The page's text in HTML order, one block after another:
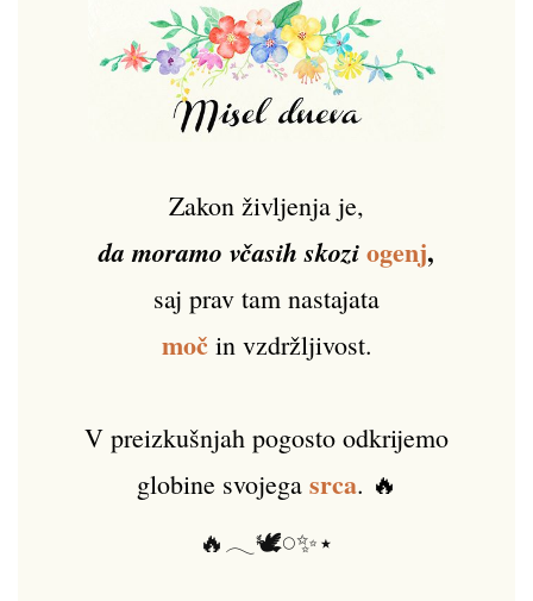
Zakon življenja je,
da moramo včasih skoziogenj,
saj prav tam nastajata
močin vzdržljivost.
V preizkušnjah pogosto odkrijemo
globine svojega srca. 🔥
🔥𓂃🕊️𓏸✨⋆